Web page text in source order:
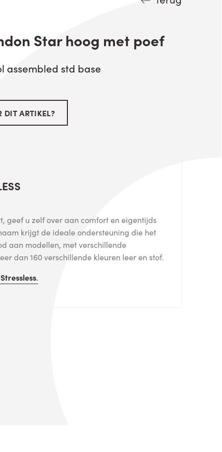
Star hoog met poef
assembled std base
DIT ARTIKEL?
geef u zelf over aan comfort en eigentijds
krijgt de ideale ondersteuning die het
aan modellen, met verschillende
dan 160 verschillende kleuren leer en stof.
Stressless.